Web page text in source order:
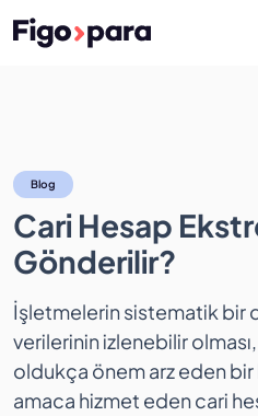
Blog
Cari Hesap
Gönderilir?
İşletmelerin sistematik bir
verilerinin izlenebilir
oldukça önem arz eden
amaca hizmet eden cari